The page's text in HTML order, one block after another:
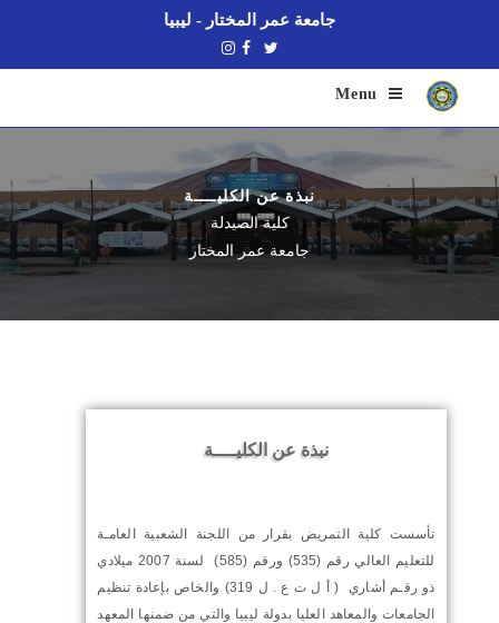
جامعة عمر المختار - ليبيا
Menu
نبذة عن الكليــــة
كلية الصيدلة
جامعة عمر المختار
نبذة عن الكليــــة
تأسست كلية التمريض بقرار من اللجنة الشعبية العامـة
للتعليم العالي رقم (535) ورقم (585) لسنة 2007 ميلادي
ذو رقـم أشاري ( أ ل ت ع . ل 319) والخاص بإعادة تنظيم
الجامعات والمعاهد العليا بدولة ليبيا والتي من ضمنها المعهد